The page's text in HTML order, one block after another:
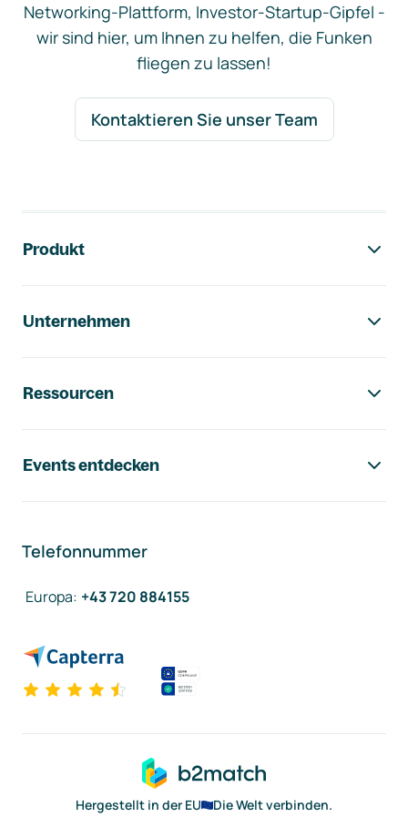
Networking-Plattform, Investor-Startup-Gipfel -
wir sind hier, um Ihnen zu helfen, die Funken
fliegen zu lassen!
Kontaktieren Sie unser Team
Produkt
Unternehmen
Ressourcen
Events entdecken
Telefonnummer
Europa: +43 720 884155
Hergestellt in der EU
Die Welt verbinden.